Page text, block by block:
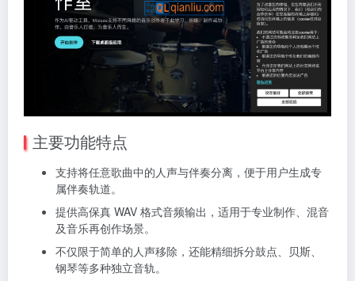
主要功能特点
支持将任意歌曲中的人声与伴奏分离，便于用户生成专
属伴奏轨道。
提供高保真 WAV 格式音频输出，适用于专业制作、混音
及音乐再创作场景。
不仅限于简单的人声移除，还能精细拆分鼓点、贝斯、
钢琴等多种独立音轨。